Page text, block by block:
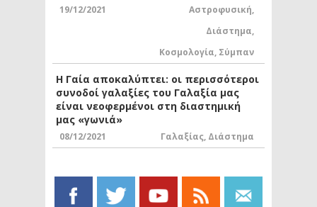
19/12/2021 Αστροφυσική,
Διάστημα,
Κοσμολογία, Σύμπαν
Η Γαία αποκαλύπτει: οι περισσότεροι
συνοδοί γαλαξίες του Γαλαξία μας
είναι νεοφερμένοι στη διαστημική
μας «γωνιά»
08/12/2021 Γαλαξίας, Διάστημα